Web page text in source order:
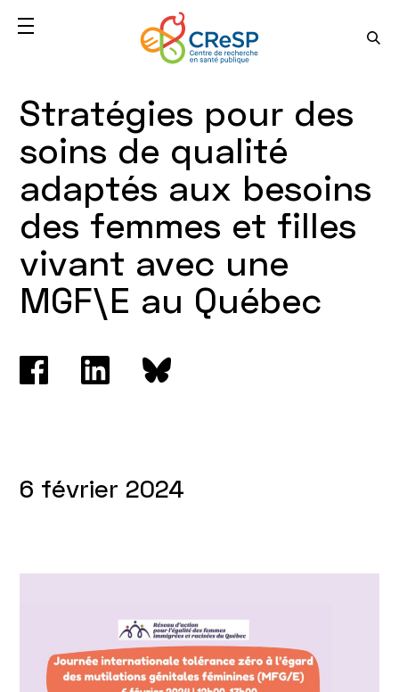
Stratégies pour des
soins de qualité
adaptés aux besoins
des femmes et filles
vivant avec une
MGF\E au Québec
6 février 2024